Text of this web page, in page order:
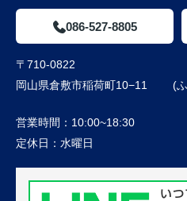
086-527-8805
〒710-0822
岡山県倉敷市稲荷町10−11 (ふ
営業時間： 10:00~18:30
定休日： 水曜日